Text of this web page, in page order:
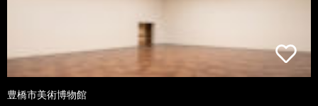
豊橋市美術博物館